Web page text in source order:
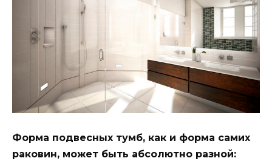
Форма подвесных тумб, как и форма самих
раковин, может быть абсолютно разной: